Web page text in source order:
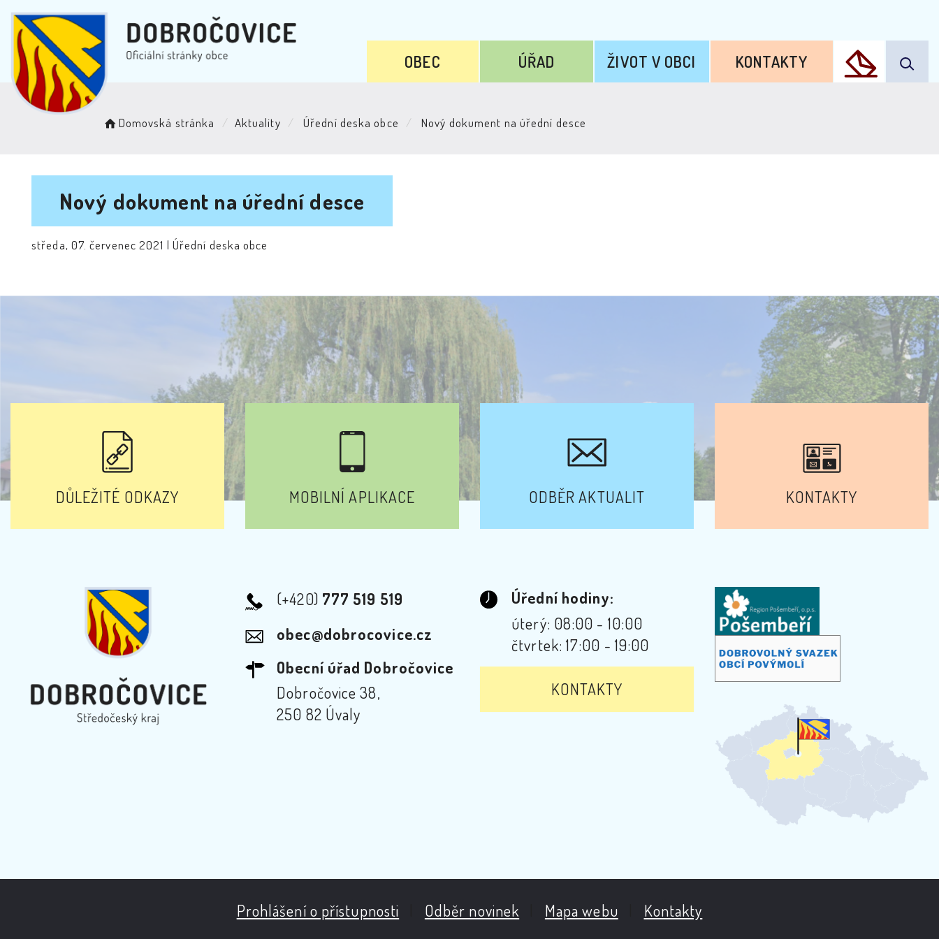
OBEC ÚŘAD ŽIVOT V OBCI KONTAKTY
Domovská stránka Aktuality Úřední deska obce Nový dokument na úřední desce
Nový dokument na úřední desce
středa, 07. červenec 2021 | Úřední deska obce
DŮLEŽITÉ ODKAZY MOBILNÍ APLIKACE ODBĚR AKTUALIT KONTAKTY
(+420) 777 519 519
obec@dobrocovice.cz
Obecní úřad Dobročovice
Dobročovice 38,
250 82 Úvaly
Úřední hodiny:
úterý: 08:00 - 10:00
čtvrtek: 17:00 - 19:00
KONTAKTY
Prohlášení o přístupnosti Odběr novinek Mapa webu Kontakty